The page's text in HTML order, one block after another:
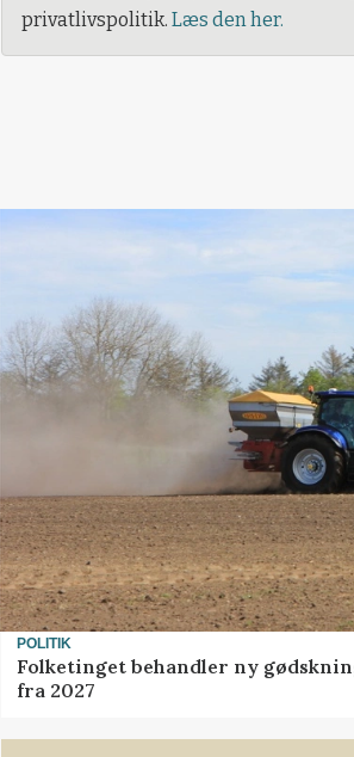
privatlivspolitik. Læs den her.
POLITIK
Folketinget behandler ny
fra 2027